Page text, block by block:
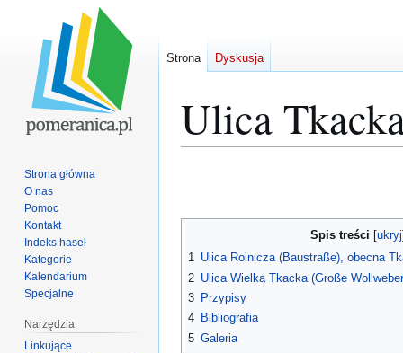
Ulica
Spis treści
1 Ulica Rolnicza (Baustraße), obecna
2 Ulica Wielka Tkacka (Große
3 Przypisy
4 Bibliografia
5 Galeria
Strona Dyskusja
Strona główna
O nas
Pomoc
Kontakt
Indeks haseł
Kategorie
Kalendarium
Specjalne
Narzędzia
Linkujące